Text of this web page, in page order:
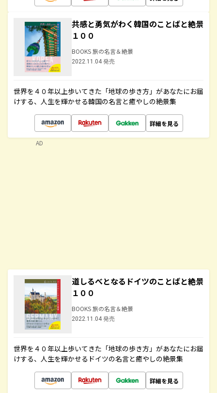
共感と勇気がわく韓国のことばと絶景
１００
BOOKS 旅の名言＆絶景
2022.11.04 発売
世界を４０年以上歩いてきた「地球の歩き方」があなたにお届
けする、人生を輝かせる韓国の名言と癒やしの絶景集
詳細を見る
道しるべとなるドイツのことばと絶景
１００
BOOKS 旅の名言＆絶景
2022.11.04 発売
世界を４０年以上歩いてきた「地球の歩き方」があなたにお届
けする、人生を輝かせるドイツの名言と癒やしの絶景集
詳細を見る
AD